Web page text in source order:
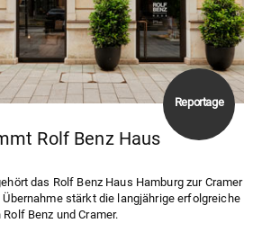
Rolf Benz Haus
das Rolf Benz Haus Hamburg zur Cramer
stärkt die langjährige erfolgreiche
Benz und Cramer.